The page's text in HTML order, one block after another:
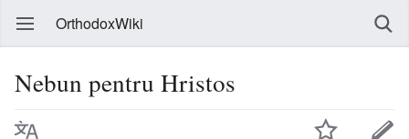
OrthodoxWiki
Nebun pentru Hristos